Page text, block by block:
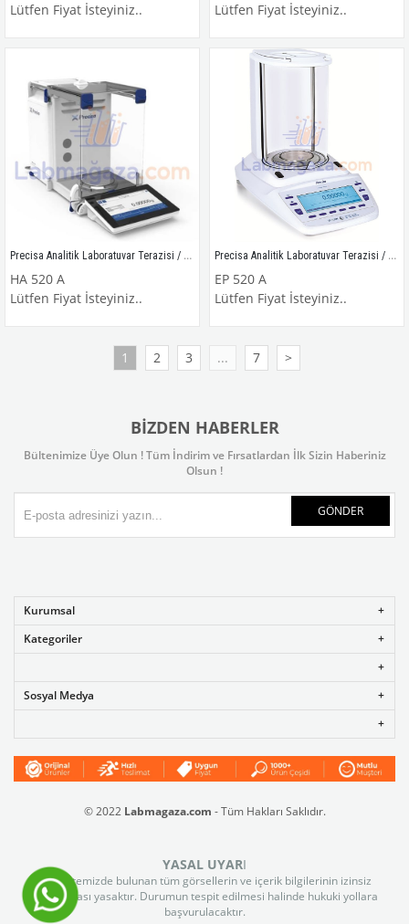
Lütfen Fiyat İsteyiniz..
Lütfen Fiyat İsteyiniz..
Precisa Analitik Laboratuvar Terazisi / HA 520 A
HA 520 A
Lütfen Fiyat İsteyiniz..
Precisa Analitik Laboratuvar Terazisi / EP 520 A
EP 520 A
Lütfen Fiyat İsteyiniz..
1 2 3 ... 7 >
BIZDEN HABERLER
Bültenimize Üye Olun ! Tüm İndirim ve Fırsatlardan İlk Sizin Haberiniz
Olsun !
GÖNDER
Kurumsal
Kategoriler
Sosyal Medya
© 2022 Labmagaza.com - Tüm Hakları Saklıdır.
YASAL UYARI
Web sitemizde bulunan tüm görsellerin ve içerik bilgilerinin izinsiz
kullanılması yasaktır. Durumun tespit edilmesi halinde hukuki yollara
başvurulacaktır.